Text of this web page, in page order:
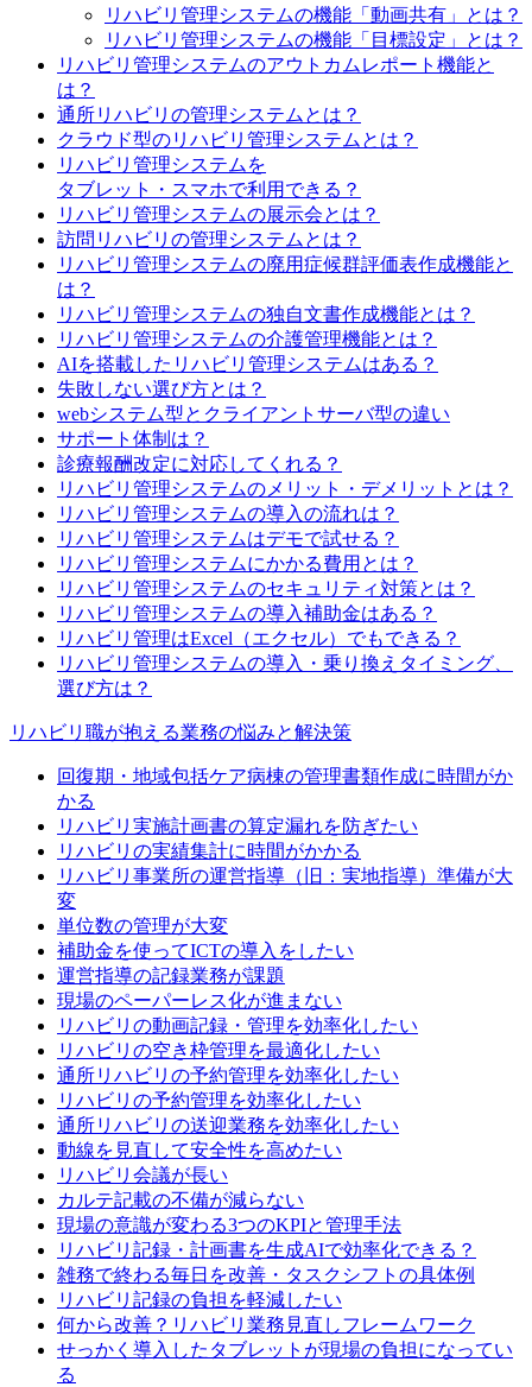
リハビリ管理システムの機能「動画共有」とは？
リハビリ管理システムの機能「目標設定」とは？
リハビリ管理システムのアウトカムレポート機能と
は？
通所リハビリの管理システムとは？
クラウド型のリハビリ管理システムとは？
リハビリ管理システムを
タブレット・スマホで利用できる？
リハビリ管理システムの展示会とは？
訪問リハビリの管理システムとは？
リハビリ管理システムの廃用症候群評価表作成機能と
は？
リハビリ管理システムの独自文書作成機能とは？
リハビリ管理システムの介護管理機能とは？
AIを搭載したリハビリ管理システムはある？
失敗しない選び方とは？
webシステム型とクライアントサーバ型の違い
サポート体制は？
診療報酬改定に対応してくれる？
リハビリ管理システムのメリット・デメリットとは？
リハビリ管理システムの導入の流れは？
リハビリ管理システムはデモで試せる？
リハビリ管理システムにかかる費用とは？
リハビリ管理システムのセキュリティ対策とは？
リハビリ管理システムの導入補助金はある？
リハビリ管理はExcel（エクセル）でもできる？
リハビリ管理システムの導入・乗り換えタイミング、
選び方は？
リハビリ職が抱える業務の悩みと解決策
回復期・地域包括ケア病棟の管理書類作成に時間がか
かる
リハビリ実施計画書の算定漏れを防ぎたい
リハビリの実績集計に時間がかかる
リハビリ事業所の運営指導（旧：実地指導）準備が大
変
単位数の管理が大変
補助金を使ってICTの導入をしたい
運営指導の記録業務が課題
現場のペーパーレス化が進まない
リハビリの動画記録・管理を効率化したい
リハビリの空き枠管理を最適化したい
通所リハビリの予約管理を効率化したい
リハビリの予約管理を効率化したい
通所リハビリの送迎業務を効率化したい
動線を見直して安全性を高めたい
リハビリ会議が長い
カルテ記載の不備が減らない
現場の意識が変わる3つのKPIと管理手法
リハビリ記録・計画書を生成AIで効率化できる？
雑務で終わる毎日を改善・タスクシフトの具体例
リハビリ記録の負担を軽減したい
何から改善？リハビリ業務見直しフレームワーク
せっかく導入したタブレットが現場の負担になってい
る